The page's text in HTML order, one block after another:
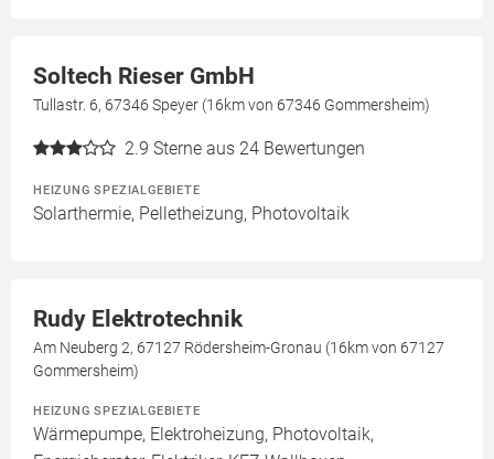
Soltech Rieser GmbH
Tullastr. 6, 67346 Speyer (16km von 67346 Gommersheim)
2.9 Sterne aus 24 Bewertungen
HEIZUNG SPEZIALGEBIETE
Solarthermie, Pelletheizung, Photovoltaik
Rudy Elektrotechnik
Am Neuberg 2, 67127 Rödersheim-Gronau (16km von 67127
Gommersheim)
HEIZUNG SPEZIALGEBIETE
Wärmepumpe, Elektroheizung, Photovoltaik,